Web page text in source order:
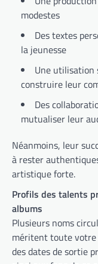
modestes
Des textes
la jeunesse
Une utilisation
construire leur
Des
mutualiser leur
Néanmoins, leur
à rester
artistique forte.
Profils des talents
albums
Plusieurs noms
méritent toute
des dates de sortie